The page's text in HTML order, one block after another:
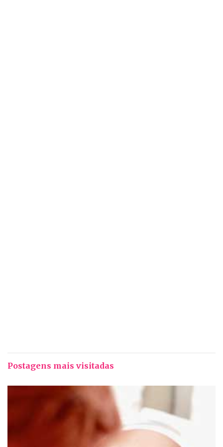
Postagens mais visitadas